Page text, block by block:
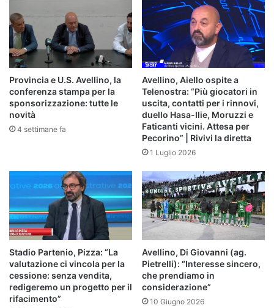
Provincia e U.S. Avellino, la
conferenza stampa per la
sponsorizzazione: tutte le
novità
4 settimane fa
Avellino, Aiello ospite a
Telenostra: “Più giocatori in
uscita, contatti per i rinnovi,
duello Hasa-Ilie, Moruzzi e
Faticanti vicini. Attesa per
Pecorino” | Rivivi la diretta
1 Luglio 2026
Stadio Partenio, Pizza: “La
valutazione ci vincola per la
cessione: senza vendita,
redigeremo un progetto per il
rifacimento”
Avellino, Di Giovanni (ag.
Pietrelli): “Interesse sincero,
che prendiamo in
considerazione”
10 Giugno 2026